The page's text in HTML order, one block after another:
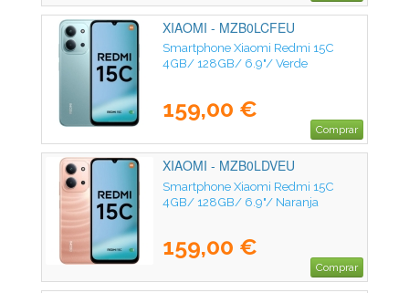
XIAOMI - MZB0LCFEU
Smartphone Xiaomi Redmi 15C
4GB/ 128GB/ 6.9"/ Verde
159,00 €
Comprar
XIAOMI - MZB0LDVEU
Smartphone Xiaomi Redmi 15C
4GB/ 128GB/ 6.9"/ Naranja
159,00 €
Comprar